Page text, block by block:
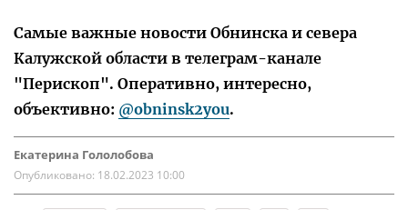
Самые важные новости Обнинска и севера
Калужской области в телеграм-канале
"Перископ". Оперативно, интересно,
объективно: @obninsk2you.
Екатерина Гололобова
Опубликовано: 18.02.2023 10:00